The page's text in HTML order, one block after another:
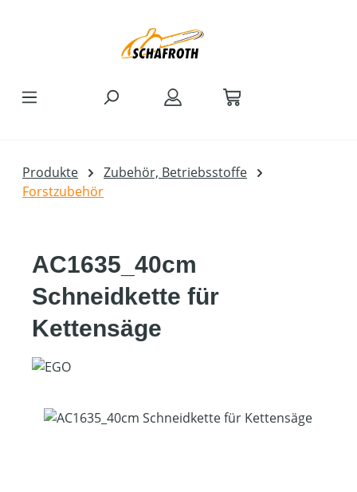
Produkte
Zubehör, Betriebsstoffe
Forstzubehör
AC1635_40cm
Schneidkette für
Kettensäge
Bildergalerie überspringen